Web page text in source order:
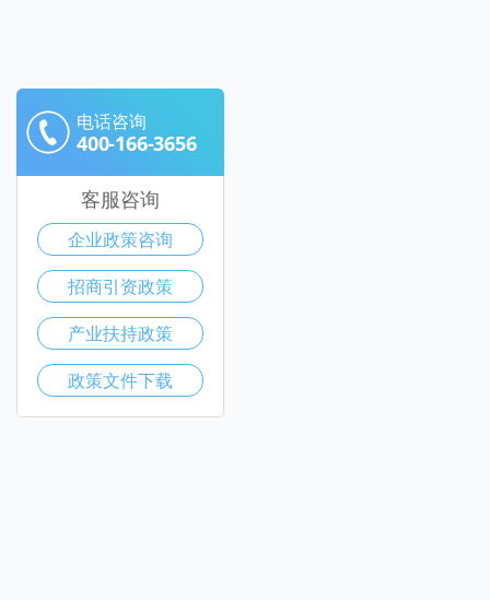
电话咨询
400-166-3656
客服咨询
企业政策咨询
招商引资政策
产业扶持政策
政策文件下载